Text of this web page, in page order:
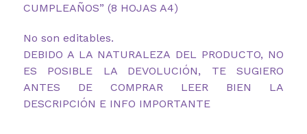
CUMPLEAÑOS” (8 HOJAS A4)
No son editables.
DEBIDO A LA NATURALEZA DEL PRODUCTO, NO
ES POSIBLE LA DEVOLUCIÓN, TE SUGIERO
ANTES DE COMPRAR LEER BIEN LA
DESCRIPCIÓN E INFO IMPORTANTE